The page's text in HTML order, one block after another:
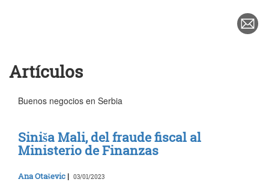
Artículos
Buenos negocios en Serbia
Siniša Mali, del fraude fiscal al
Ministerio de Finanzas
Ana Otaševic | 03/01/2023